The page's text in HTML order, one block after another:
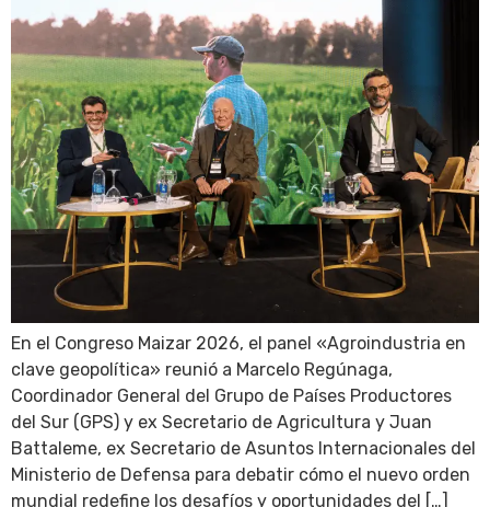
En el Congreso Maizar 2026, el panel «Agroindustria en
clave geopolítica» reunió a Marcelo Regúnaga,
Coordinador General del Grupo de Países Productores
del Sur (GPS) y ex Secretario de Agricultura y Juan
Battaleme, ex Secretario de Asuntos Internacionales del
Ministerio de Defensa para debatir cómo el nuevo orden
mundial redefine los desafíos y oportunidades del […]